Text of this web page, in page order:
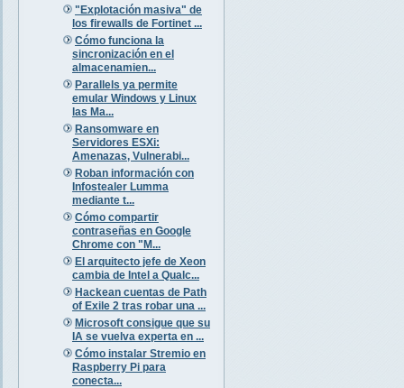
"Explotación masiva" de
los firewalls de Fortinet ...
Cómo funciona la
sincronización en el
almacenamien...
Parallels ya permite
emular Windows y Linux
las Ma...
Ransomware en
Servidores ESXi:
Amenazas, Vulnerabi...
Roban información con
Infostealer Lumma
mediante t...
Cómo compartir
contraseñas en Google
Chrome con "M...
El arquitecto jefe de Xeon
cambia de Intel a Qualc...
Hackean cuentas de Path
of Exile 2 tras robar una ...
Microsoft consigue que su
IA se vuelva experta en ...
Cómo instalar Stremio en
Raspberry Pi para
conecta...